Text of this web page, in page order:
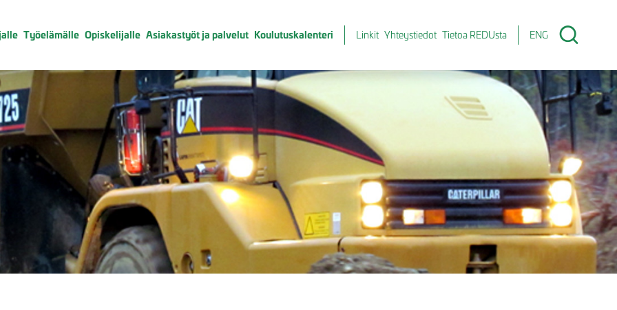
Työelämälle Opiskelijalle Asiakastyöt ja palvelut Koulutuskalenteri Linkit Yhteystiedot Tietoa REDUsta ENG